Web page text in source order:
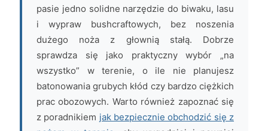
pasie jedno solidne narzędzie do biwaku, lasu
i wypraw bushcraftowych, bez noszenia
dużego noża z głownią stałą. Dobrze
sprawdza się jako praktyczny wybór „na
wszystko” w terenie, o ile nie planujesz
batonowania grubych kłód czy bardzo ciężkich
prac obozowych. Warto również zapoznać się
z poradnikiem jak bezpiecznie obchodzić się z